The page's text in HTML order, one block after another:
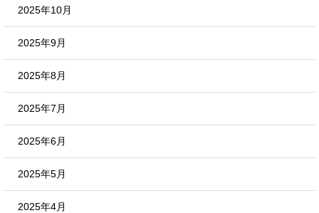
2025年10月
2025年9月
2025年8月
2025年7月
2025年6月
2025年5月
2025年4月